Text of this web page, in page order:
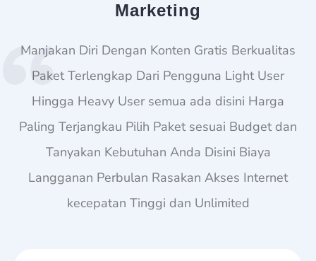
Marketing
Manjakan Diri Dengan Konten Gratis Berkualitas
Paket Terlengkap Dari Pengguna Light User
Hingga Heavy User semua ada disini Harga
Paling Terjangkau Pilih Paket sesuai Budget dan
Tanyakan Kebutuhan Anda Disini Biaya
Langganan Perbulan Rasakan Akses Internet
kecepatan Tinggi dan Unlimited